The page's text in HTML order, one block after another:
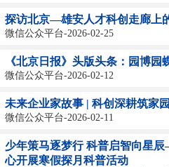
探访北京—雄安人才科创走廊上
微信公众平台-2026-02-25
《北京日报》头版头条：园博园
微信公众平台-2026-02-12
未来企业家故事 | 科创深耕筑家园
微信公众平台-2026-02-11
少年策马逐梦行 科普启智向星
心开展寒假探月科普活动